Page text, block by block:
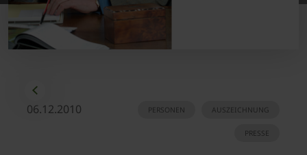
06.12.2010 AUSZEICHNUNG
PERSONEN
PRESSE